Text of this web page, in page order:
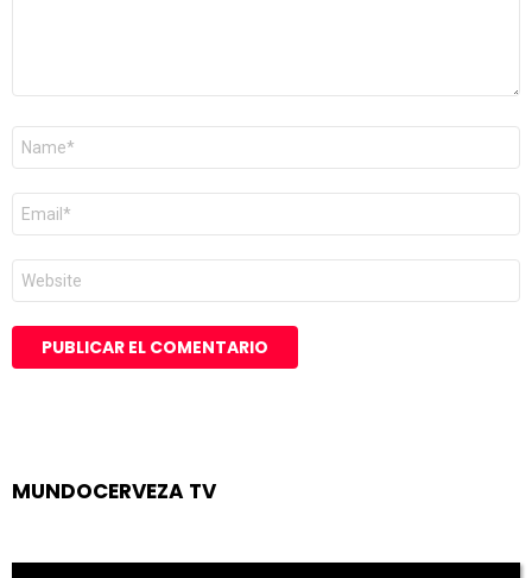
Nombre
Correo
electrónico
*
Web
MUNDOCERVEZA TV